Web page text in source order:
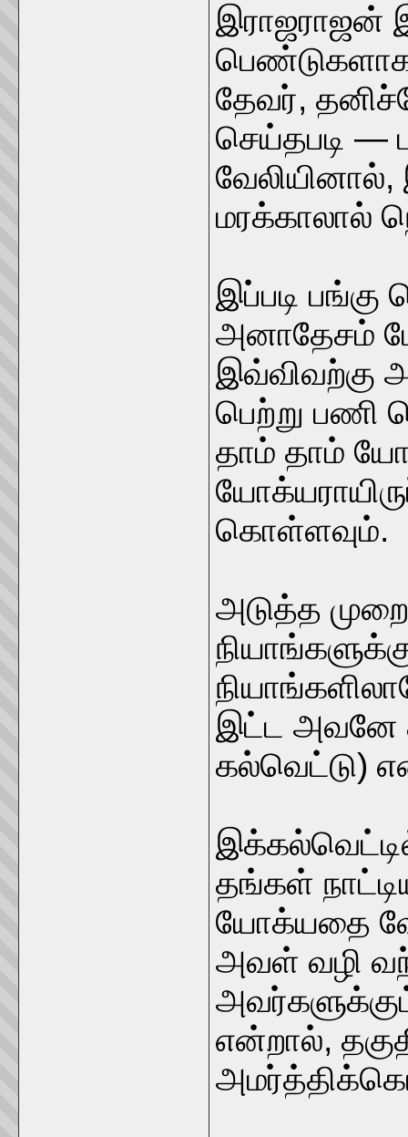
இராஜராஜன்
தேவர்,
செய்தபடி —
மரக்காலால்
இப்படி
அனாதேசம்
இவ்விவற்கு
பெற்று பணி
தாம் தாம்
கொள்ளவும்.
அடுத்த
இட்ட அவனே
கல்வெட்டு)
தங்கள்
யோக்யதை
அவள் வழி
என்றால்,